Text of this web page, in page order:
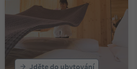
Jděte do ubytování